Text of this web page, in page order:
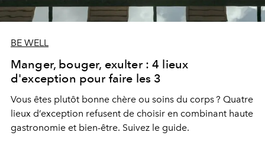
BE WELL
Manger, bouger, exulter : 4 lieux
d'exception pour faire les 3
Vous êtes plutôt bonne chère ou soins du corps ? Quatre
lieux d’exception refusent de choisir en combinant haute
gastronomie et bien-être. Suivez le guide.